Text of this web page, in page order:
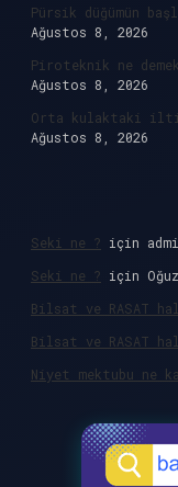
Pürsik düğümün
Ağustos 8, 2026
Piroteknik ne
Ağustos 8, 2026
Orta kulaktaki
Ağustos 8, 2026
Seki ne ? için
Seki ne ? için Oğuz
Bilsat ve RASAT
Bilsat ve RASAT
Niyet mektubu ne